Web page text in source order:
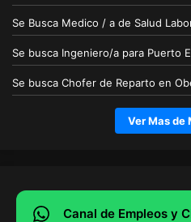
Se Busca Medico / a de Salud
Se busca Ingeniero/a para Puerto
Se busca Chofer de Reparto en
Ver Mas de
Canal de Empleos y